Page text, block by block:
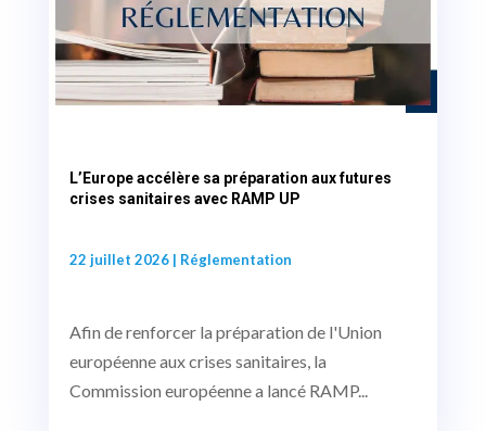
L’Europe accélère sa préparation aux futures
crises sanitaires avec RAMP UP
22 juillet 2026| Réglementation
Afin de renforcer la préparation de l'Union
européenne aux crises sanitaires, la
Commission européenne a lancé RAMP...